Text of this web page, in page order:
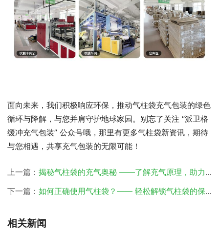
面向未来，我们积极响应环保，推动气柱袋充气包装的绿色
循环与降解，与您并肩守护地球家园。别忘了关注 “派卫格
缓冲充气包装” 公众号哦，那里有更多气柱袋新资讯，期待
与您相遇，共享充气包装的无限可能！
上一篇： 揭秘气柱袋的充气奥秘 ——了解充气原理，助力高效包装
下一篇： 如何正确使用气柱袋？—— 轻松解锁气柱袋的保护力
相关新闻